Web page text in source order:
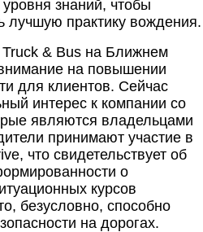
знаний, чтобы
лучшую практику вождения.
& Bus на Ближнем
на повышении
для клиентов. Сейчас
интерес к компании со
являются владельцами
принимают участие в
что свидетельствует об
о
курсов
безусловно, способно
на дорогах.